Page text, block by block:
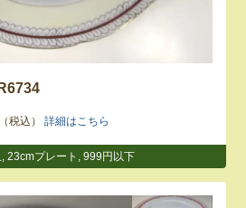
税込）詳細はこちら
,23cmプレート ,999円以下